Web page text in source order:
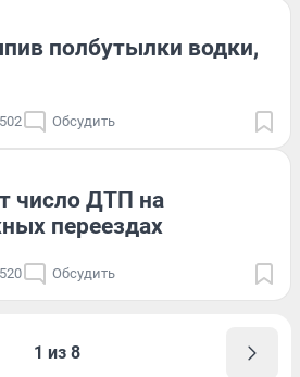
полбутылки водки,
502 Обсудить
число ДТП на
переездах
520 Обсудить
1 из 8